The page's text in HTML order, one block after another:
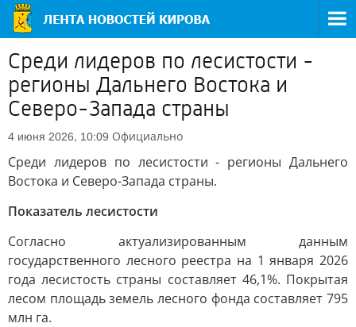
Среди лидеров по лесистости -
регионы Дальнего Востока и
Северо-Запада страны
4 июня 2026, 10:09 Официально
Среди лидеров по лесистости - регионы Дальнего
Востока и Северо-Запада страны.
Показатель лесистости
Согласно актуализированным данным
государственного лесного реестра на 1 января 2026
года лесистость страны составляет 46,1%. Покрытая
лесом площадь земель лесного фонда составляет 795
млн га.